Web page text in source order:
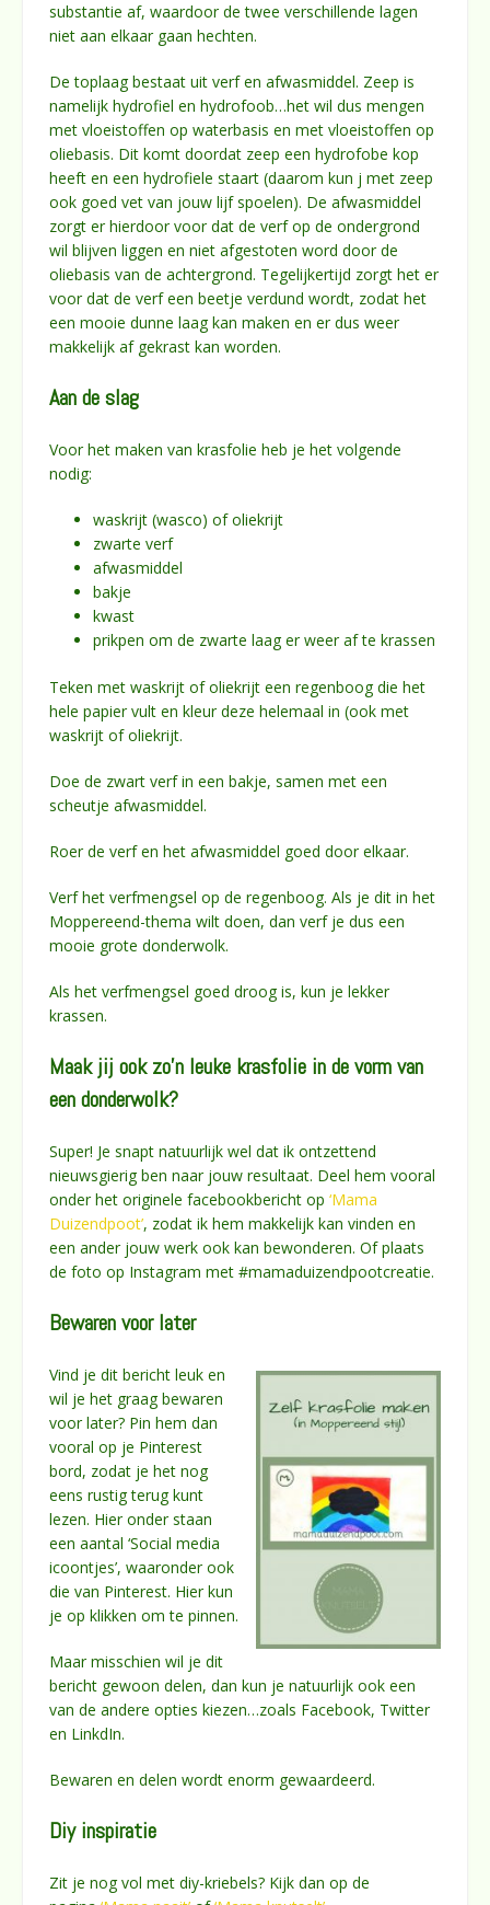
substantie af, waardoor de twee verschillende lagen
niet aan elkaar gaan hechten.
De toplaag bestaat uit verf en afwasmiddel. Zeep is
namelijk hydrofiel en hydrofoob…het wil dus mengen
met vloeistoffen op waterbasis en met vloeistoffen op
oliebasis. Dit komt doordat zeep een hydrofobe kop
heeft en een hydrofiele staart (daarom kun j met zeep
ook goed vet van jouw lijf spoelen). De afwasmiddel
zorgt er hierdoor voor dat de verf op de ondergrond
wil blijven liggen en niet afgestoten word door de
oliebasis van de achtergrond. Tegelijkertijd zorgt het er
voor dat de verf een beetje verdund wordt, zodat het
een mooie dunne laag kan maken en er dus weer
makkelijk af gekrast kan worden.
Aan de slag
Voor het maken van krasfolie heb je het volgende
nodig:
waskrijt (wasco) of oliekrijt
zwarte verf
afwasmiddel
bakje
kwast
prikpen om de zwarte laag er weer af te krassen
Teken met waskrijt of oliekrijt een regenboog die het
hele papier vult en kleur deze helemaal in (ook met
waskrijt of oliekrijt.
Doe de zwart verf in een bakje, samen met een
scheutje afwasmiddel.
Roer de verf en het afwasmiddel goed door elkaar.
Verf het verfmengsel op de regenboog. Als je dit in het
Moppereend-thema wilt doen, dan verf je dus een
mooie grote donderwolk.
Als het verfmengsel goed droog is, kun je lekker
krassen.
Maak jij ook zo’n leuke krasfolie in de vorm van
een donderwolk?
Super! Je snapt natuurlijk wel dat ik ontzettend
nieuwsgierig ben naar jouw resultaat. Deel hem vooral
onder het originele facebookbericht op ‘Mama
Duizendpoot’, zodat ik hem makkelijk kan vinden en
een ander jouw werk ook kan bewonderen. Of plaats
de foto op Instagram met #mamaduizendpootcreatie.
Bewaren voor later
Vind je dit bericht leuk en
wil je het graag bewaren
voor later? Pin hem dan
vooral op je Pinterest
bord, zodat je het nog
eens rustig terug kunt
lezen. Hier onder staan
een aantal ‘Social media
icoontjes’, waaronder ook
die van Pinterest. Hier kun
je op klikken om te pinnen.
Maar misschien wil je dit
bericht gewoon delen, dan kun je natuurlijk ook een
van de andere opties kiezen…zoals Facebook, Twitter
en LinkdIn.
Bewaren en delen wordt enorm gewaardeerd.
Diy inspiratie
Zit je nog vol met diy-kriebels? Kijk dan op de